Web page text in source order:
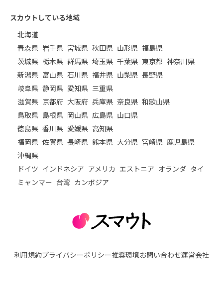
スカウトしている地域
北海道
青森県 岩手県 宮城県 秋田県 山形県 福島県
茨城県 栃木県 群馬県 埼玉県 千葉県 東京都 神奈川県
新潟県 富山県 石川県 福井県 山梨県 長野県
岐阜県 静岡県 愛知県 三重県
滋賀県 京都府 大阪府 兵庫県 奈良県 和歌山県
鳥取県 島根県 岡山県 広島県 山口県
徳島県 香川県 愛媛県 高知県
福岡県 佐賀県 長崎県 熊本県 大分県 宮崎県 鹿児島県
沖縄県
ドイツ インドネシア アメリカ エストニア オランダ タイ
ミャンマー 台湾 カンボジア
利用規約プライバシーポリシー推奨環境お問い合わせ運営会社